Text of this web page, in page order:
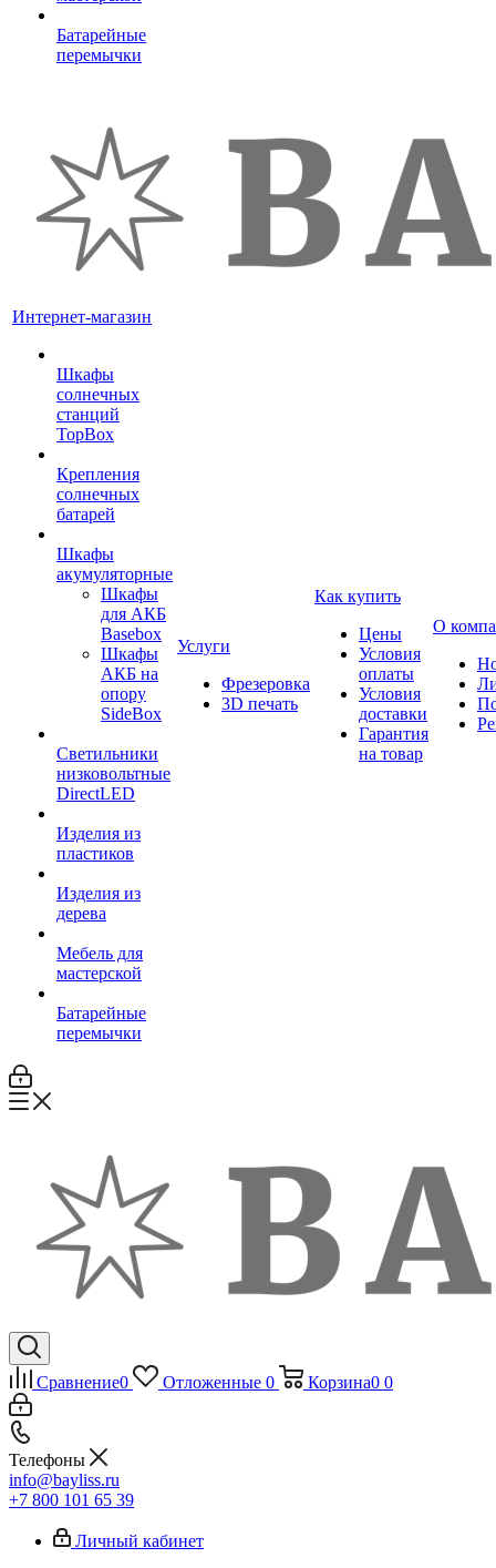
Батарейные
перемычки
Интернет-магазин
Шкафы
солнечных
станций
TopBox
Крепления
солнечных
батарей
Шкафы
акумуляторные
Шкафы
для АКБ
Basebox
Шкафы
АКБ на
опору
SideBox
Светильники
низковольтные
DirectLED
Изделия из
пластиков
Изделия из
дерева
Мебель для
мастерской
Батарейные
перемычки
Услуги
Фрезеровка
3D печать
Как купить
Цены
Условия
оплаты
Условия
доставки
Гарантия
на товар
О
Сравнение0 Отложенные 0 Корзина0 0
Телефоны
info@bayliss.ru
+7 800 101 65 39
Личный кабинет